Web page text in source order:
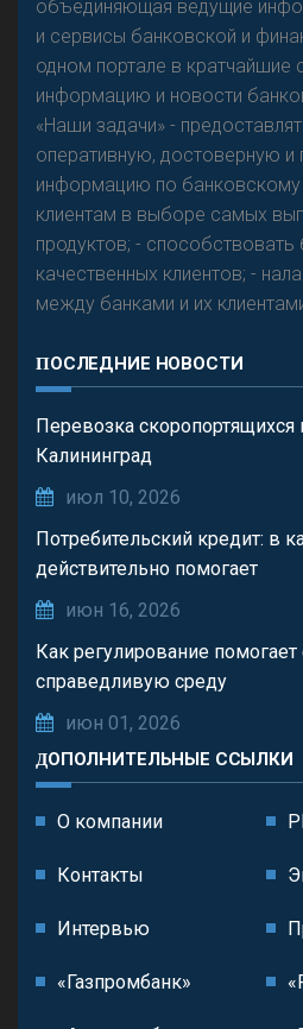
объединяющая ведущие
и сервисы банковской и
одном портале в кратчайшие
информацию и новости
«Наши задачи» -
оперативную, достоверную и
информацию по банковскому
клиентам в выборе самых
продуктов; - способствовать
качественных клиентов; -
между банками и их
ПОСЛЕДНИЕ НОВОСТИ
Перевозка скоропортящихся
Калининград
июл 10, 2026
Потребительский кредит: в
действительно помогает
июн 16, 2026
Как регулирование
справедливую среду
июн 01, 2026
ДОПОЛНИТЕЛЬНЫЕ ССЫЛКИ
О компании
Контакты
Интервью
«Газпромбанк»